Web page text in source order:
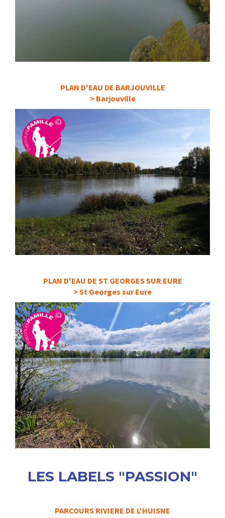
PLAN D'EAU DE BARJOUVILLE
> Barjouville
PLAN D'EAU DE ST GEORGES SUR EURE
> St Georges sur Eure
LES LABELS "PASSION"
PARCOURS RIVIERE DE L'HUISNE